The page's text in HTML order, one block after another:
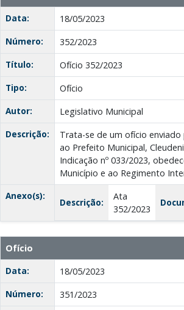
Data:
18/05/2023
Número:
352/2023
Título:
Ofício 352/2023
Tipo:
Ofício
Autor:
Legislativo Municipal
Descrição:
Trata-se de um ofício
ao Prefeito Municipal,
Indicação nº 033/2023,
Município e ao Regimento
Anexo(s):
Descrição:
Ata
352/2023
Ofício
Data:
18/05/2023
Número:
351/2023